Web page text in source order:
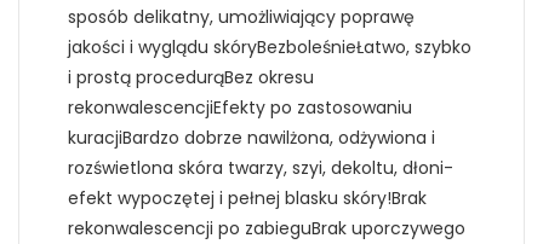
sposób delikatny, umożliwiający poprawę
jakości i wyglądu skóryBezboleśnieŁatwo, szybko
i prostą procedurąBez okresu
rekonwalescencjiEfekty po zastosowaniu
kuracjiBardzo dobrze nawilżona, odżywiona i
rozświetlona skóra twarzy, szyi, dekoltu, dłoni-
efekt wypoczętej i pełnej blasku skóry!Brak
rekonwalescencji po zabieguBrak uporczywego